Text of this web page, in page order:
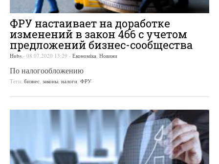
ФРУ настаивает на доработке
изменений в закон 466 с учетом
предложений бизнес-сообщества
Hubs - 08.07.2020 13:29 - Економіка Новини
По налогообложению
Теги: бизнес законы налоги ФРУ